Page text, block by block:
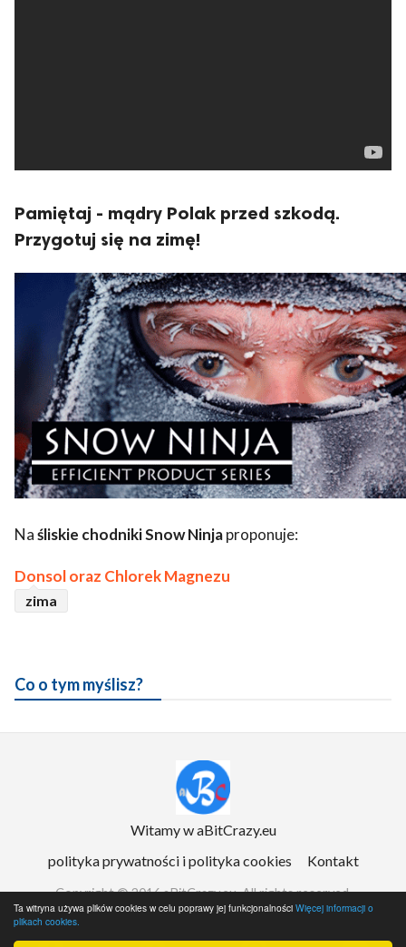
Ta witryna używa plików cookies w celu poprawy jej funkcjonalności Więcej informacji o
plikach cookies.
Pamiętaj - mądry Polak przed szkodą.
Przygotuj się na zimę!
Naśliskie chodniki Snow Ninjaproponuje:
Donsoloraz Chlorek Magnezu
zima
Co o tym myślisz?
Witamy w aBitCrazy.eu
polityka prywatności i polityka cookies
Kontakt
Copyright © 2016 aBitCrazy.eu. All rights reserved.